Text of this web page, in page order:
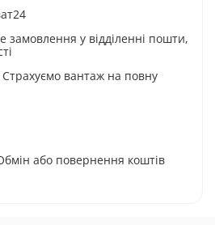
замовлення у відділенні пошти,
Страхуємо вантаж на повну
або повернення коштів